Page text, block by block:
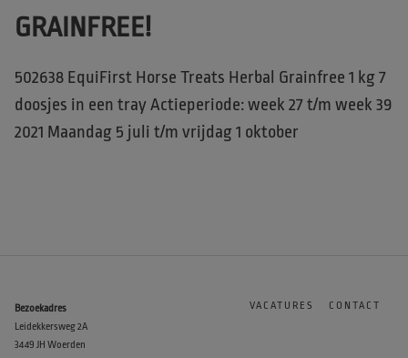
GRAINFREE!
502638 EquiFirst Horse Treats Herbal Grainfree 1 kg 7
doosjes in een tray Actieperiode: week 27 t/m week 39
2021 Maandag 5 juli t/m vrijdag 1 oktober
Bezoekadres
Leidekkersweg 2A
3449 JH Woerden
VACATURES CONTACT